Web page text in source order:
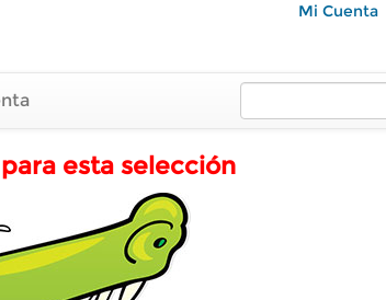
Mi Cuenta
esta selección